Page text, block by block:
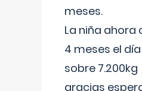
meses.
La niña ahora
4 meses el
sobre 7.200kg
gracias